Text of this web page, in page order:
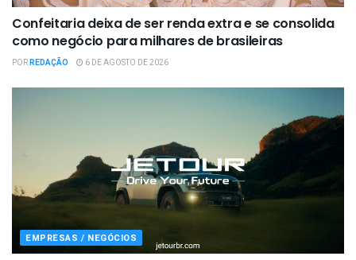
Confeitaria deixa de ser renda extra e se consolida
como negócio para milhares de brasileiras
PORREDAÇÃO 6 DE AGOSTO DE 2026
EMPRESAS / NEGÓCIOS